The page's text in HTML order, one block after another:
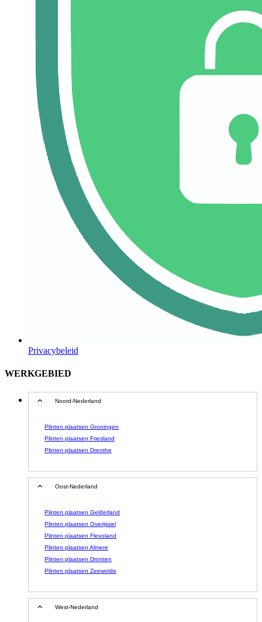
Privacybeleid
WERKGEBIED
Noord-Nederland
Plinten plaatsen Groningen
Plinten plaatsen Friesland
Plinten plaatsen Drenthe
Oost-Nederland
Plinten plaatsen Gelderland
Plinten plaatsen Overijssel
Plinten plaatsen Flevoland
Plinten plaatsen Almere
Plinten plaatsen Dronten
Plinten plaatsen Zeewolde
West-Nederland